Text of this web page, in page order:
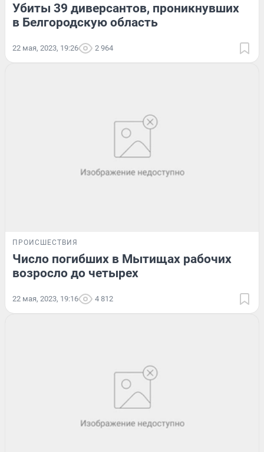
Убиты 39 диверсантов, проникнувших
в Белгородскую область
22 мая, 2023, 19:26 2 964
ПРОИСШЕСТВИЯ
Число погибших в Мытищах рабочих
возросло до четырех
22 мая, 2023, 19:16 4 812